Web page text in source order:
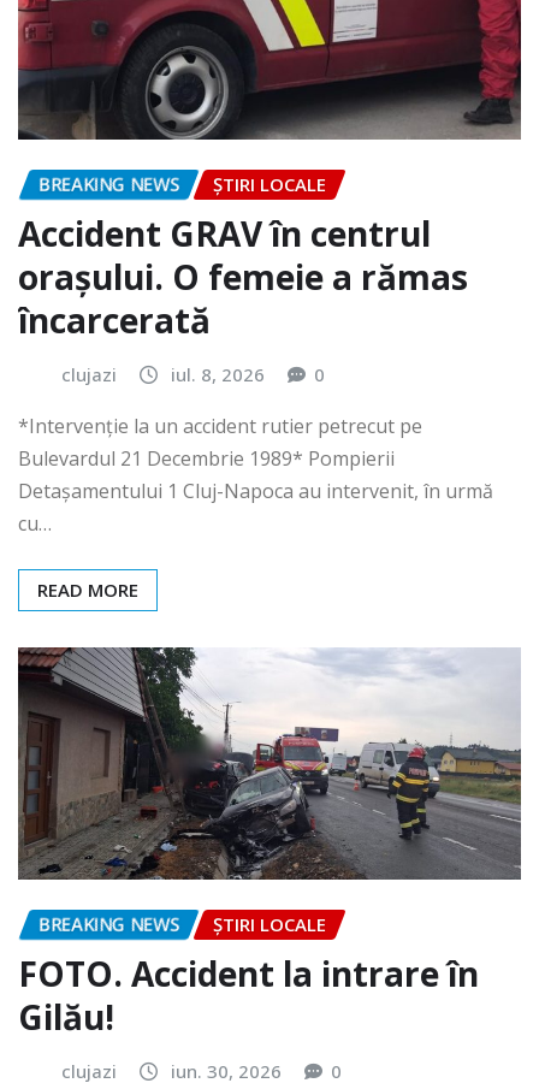
BREAKING NEWS ȘTIRI LOCALE
Accident GRAV în centrul
orașului. O femeie a rămas
încarcerată
clujazi iul. 8, 2026 0
*Intervenție la un accident rutier petrecut pe
Bulevardul 21 Decembrie 1989* Pompierii
Detașamentului 1 Cluj-Napoca au intervenit, în urmă
cu…
READ MORE
BREAKING NEWS ȘTIRI LOCALE
FOTO. Accident la intrare în
Gilău!
clujazi iun. 30, 2026 0